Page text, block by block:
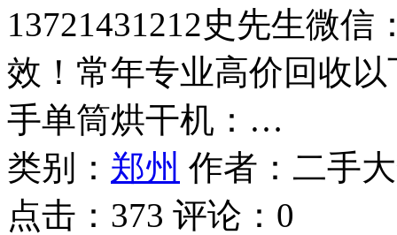
13721431212史先生微信
效！常年专业高价回收
手单筒烘干机：…
类别： 郑州 作者： 二手
点击： 373 评论： 0